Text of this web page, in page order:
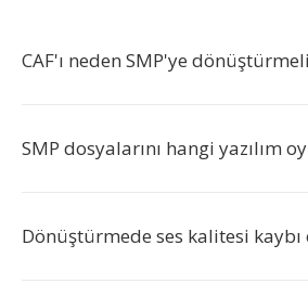
CAF'ı neden SMP'ye
SMP dosyalarını hangi yazılım
Dönüştürmede ses kalitesi